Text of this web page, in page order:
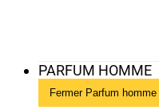
PARFUM HOMME
Fermer Parfum homme